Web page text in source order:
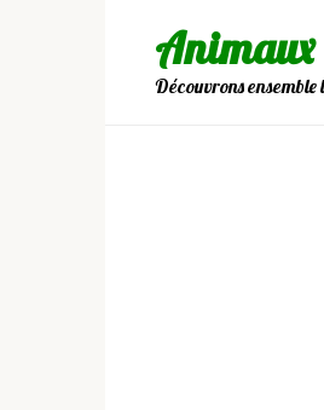
Animaux
Découvrons